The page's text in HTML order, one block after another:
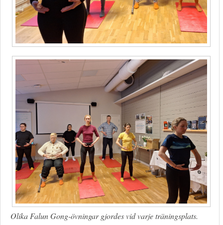
Olika Falun Gong-övningar gjordes vid varje träningsplats.